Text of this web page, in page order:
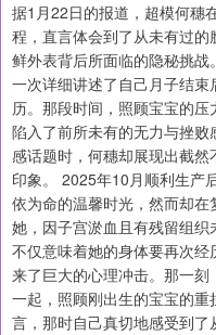
据1月22日的报道，超模何穗
程，直言体会到了从未有过
鲜外表背后所面临的隐秘挑
一次详细讲述了自己月子结
历。那段时间，照顾宝宝的
陷入了前所未有的无力与挫
感话题时，何穗却展现出截
印象。 2025年10月顺利生产
依为命的温馨时光，然而却
她，因子宫淤血且有残留组
不仅意味着她的身体要再次
来了巨大的心理冲击。那一
一起，照顾刚出生的宝宝的
言，那时自己真切地感受到了